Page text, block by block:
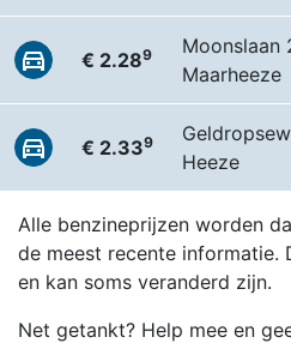
€ 2.289
Moonslaan
Maarheeze
€ 2.339
Heeze
Alle benzineprijzen worden
de meest recente informatie.
en kan soms veranderd zijn.
Net getankt? Help mee en